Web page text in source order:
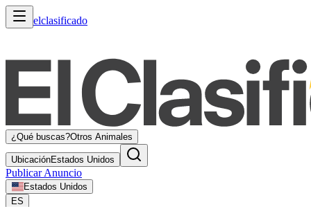
elclasificado
¿Qué buscas?Otros Animales
UbicaciónEstados Unidos
Publicar Anuncio
Estados Unidos
ES